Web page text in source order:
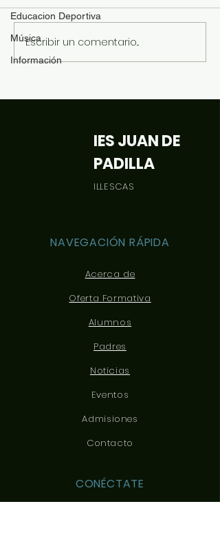
Educacion Deportiva
Música
Información
Revista "El Comunero"
nº31-2026
Escribir un comentario...
IES JUAN DE
PADILLA
ILLESCAS
NAVEGACIÓN RÁPIDA
Acerca de
Oferta Formativa
Alumnos
Padres
Noticias
Eventos
Admisiones
Contacto
CONÉCTATE